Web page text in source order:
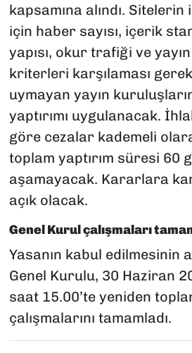
kapsamına alındı.
için haber sayısı, içerik
yapısı, okur trafiği ve
kriterleri karşılaması
uymayan yayın
yaptırımı uygulanacak.
göre cezalar kademeli
toplam yaptırım süresi 60
aşamayacak. Kararlara
açık olacak.
Genel Kurul çalışmaları
Yasanın kabul edilmesinin
Genel Kurulu, 30 Haziran
saat 15.00’te yeniden
çalışmalarını tamamladı.